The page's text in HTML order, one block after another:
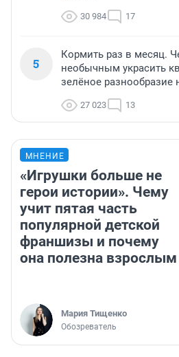
30 984 17
5
Кормить раз в месяц.
необычным украсить
зелёное разнообразие
27 023 13
МНЕНИЕ
«Игрушки больше не
герои истории». Чему
учит пятая часть
популярной детской
франшизы и почему
она полезна взрослым
Мария Тищенко
Обозреватель